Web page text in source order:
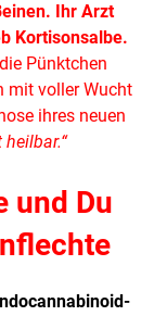
Ihr Arzt
Kortisonsalbe.
Pünktchen
mit voller Wucht
ihres neuen
und Du